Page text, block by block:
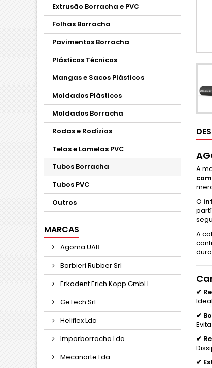
Extrusão Borracha e PVC
Folhas Borracha
Pavimentos Borracha
Plásticos Técnicos
Mangas e Sacos Plásticos
Moldados Plásticos
Moldados Borracha
Rodas e Rodízios
Telas e Lamelas PVC
Tubos Borracha
Tubos PVC
Outros
MARCAS
Agoma UAB
Barbieri Rubber Srl
Erkodent Erich Kopp GmbH
GeTech Srl
Heliflex Lda
Imporborracha Lda
Mecanarte Lda
A
O
A
✔
✔
✔
✔